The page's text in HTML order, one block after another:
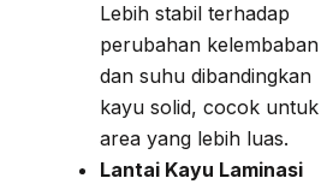
Lebih stabil terhadap
perubahan kelembaban
dan suhu dibandingkan
kayu solid, cocok untuk
area yang lebih luas.
Lantai Kayu Laminasi